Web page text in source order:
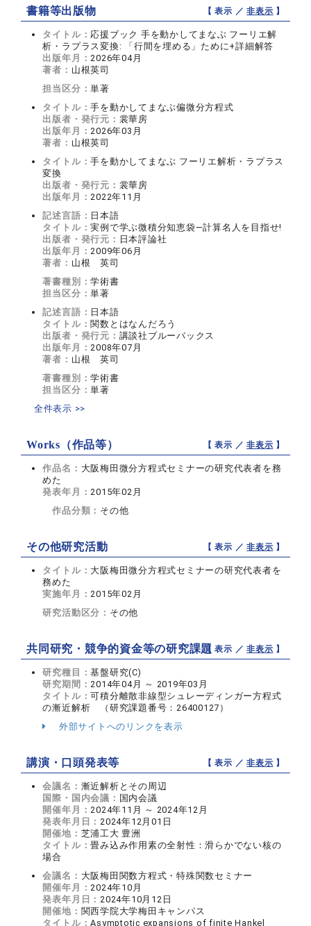
書籍等出版物 【 表示 ／非表示 】
タイトル： 応援ブック 手を動かしてまなぶ フーリエ解
析・ラプラス変換: 「行間を埋める」ために+詳細解答
出版年月：2026年04月
著者： 山根英司
担当区分：単著
タイトル：手を動かしてまなぶ偏微分方程式
出版者・発行元： 裳華房
出版年月：2026年03月
著者： 山根英司
タイトル：手を動かしてまなぶ フーリエ解析・ラプラス
変換
出版者・発行元： 裳華房
出版年月：2022年11月
記述言語： 日本語
タイトル：実例で学ぶ微積分知恵袋―計算名人を目指せ!
出版者・発行元： 日本評論社
出版年月：2009年06月
著者： 山根 英司
著書種別：学術書
担当区分：単著
記述言語： 日本語
タイトル： 関数とはなんだろう
出版者・発行元： 講談社ブルーバックス
出版年月：2008年07月
著者： 山根 英司
著書種別：学術書
担当区分：単著
全件表示 >>
Works（作品等） 【 表示 ／非表示 】
作品名： 大阪梅田微分方程式セミナーの研究代表者を務
めた
発表年月：2015年02月
作品分類： その他
その他研究活動 【 表示 ／非表示 】
タイトル： 大阪梅田微分方程式セミナーの研究代表者を
務めた
実施年月：2015年02月
研究活動区分： その他
共同研究・競争的資金等の研究課題【 表示 ／非表示 】
研究種目：基盤研究(C)
研究期間：2014年04月 ～ 2019年03月
タイトル：可積分離散非線型シュレーディンガー方程式
の漸近解析 （研究課題番号：26400127）
外部サイトへのリンクを表示
講演・口頭発表等 【 表示 ／非表示 】
会議名： 漸近解析とその周辺
国際・国内会議： 国内会議
開催年月：2024年11月 ～ 2024年12月
発表年月日：2024年12月01日
開催地： 芝浦工大 豊洲
タイトル：畳み込み作用素の全射性：滑らかでない核の
場合
会議名： 大阪梅田関数方程式・特殊関数セミナー
開催年月：2024年10月
発表年月日：2024年10月12日
開催地： 関西学院大学梅田キャンパス
タイトル：Asymptotic expansions of finite Hankel